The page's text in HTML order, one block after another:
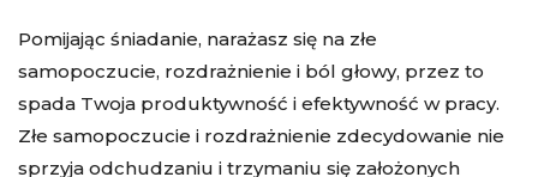
Pomijając śniadanie, narażasz się na złe
samopoczucie, rozdrażnienie i ból głowy, przez to
spada Twoja produktywność i efektywność w pracy.
Złe samopoczucie i rozdrażnienie zdecydowanie nie
sprzyja odchudzaniu i trzymaniu się założonych